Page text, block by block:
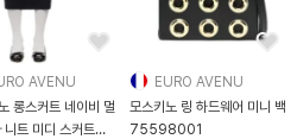
AVENU
롱스커트 네이비 멀
니트 미디 스커트
EURO AVENU
모스키노 링 하드웨어 미니 백
75598001